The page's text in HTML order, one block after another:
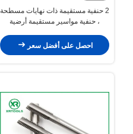
2 حنفية مستقيمة ذات نهايات مسطحة
، حنفية مواسير مستقيمة أرضية
احصل على أفضل سعر